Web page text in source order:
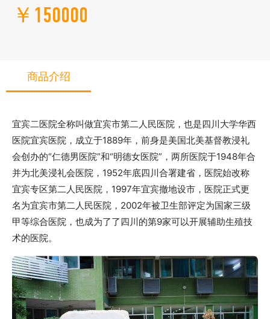
￥150000
商品介绍
宜宾二医院全称叫做宜宾市第二人民医院，也是四川大学华西
医院宜宾医院，成立于1889年，前身是美国北美基督教浸礼
会创办的“仁德男医院”和“明德女医院”，两所医院于1948年合
并为北美浸礼会医院，1952年底四川合署建省，医院始改称
宜宾专区第二人民医院，1997年宜宾撤地设市，医院正式更
名为宜宾市第二人民医院，2002年被卫生部评定为国家三级
甲等综合医院，也成为了了四川的第9家可以开展辅助生殖技
术的医院。